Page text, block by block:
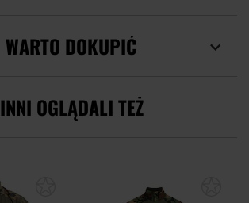
WARTO DOKUPIĆ
INNI OGLĄDALI TEŻ